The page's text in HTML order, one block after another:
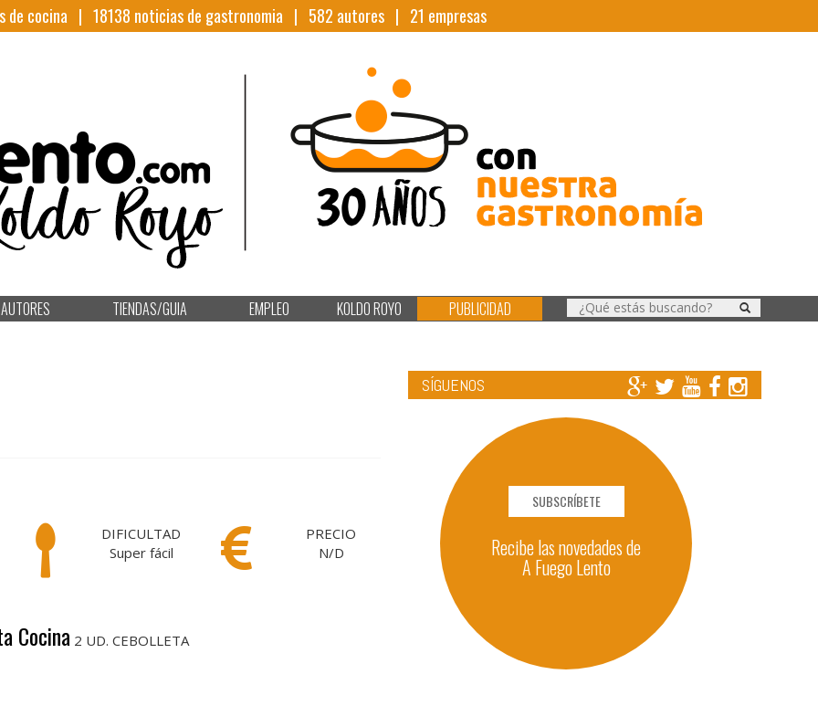
de cocina | 18138 noticias de gastronomia | 582 autores | 21 empresas
AUTORES TIENDAS/GUIA EMPLEO KOLDO ROYO PUBLICIDAD
DIFICULTAD
Super fácil
PRECIO
N/D
Cocina 2 UD. CEBOLLETA
SÍGUENOS
SUBSCRÍBETE
Recibe las novedades de
A Fuego Lento